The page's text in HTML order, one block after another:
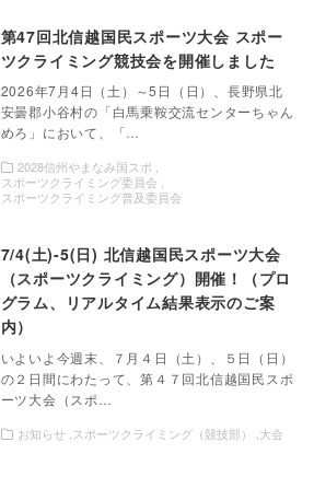
第47回北信越国民スポーツ大会 スポー
ツクライミング競技会を開催しました
2026年7月4日（土）～5日（日）、長野県北
安曇郡小谷村の「白馬乗鞍交流センターちゃん
めろ」において、「…
2028信州やまなみ国スポ
スポーツクライミング委員会
スポーツクライミング普及委員会
7/4(土)-5(日) 北信越国民スポーツ大会
（スポーツクライミング）開催！（プロ
グラム、リアルタイム結果表示のご案
内）
いよいよ今週末、７月４日（土）、５日（日）
の２日間にわたって、第４７回北信越国民スポ
ーツ大会（スポ…
お知らせ スポーツクライミング（競技部） 大会